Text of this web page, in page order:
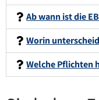
Ab wann ist die
Worin
Welche Pflichten